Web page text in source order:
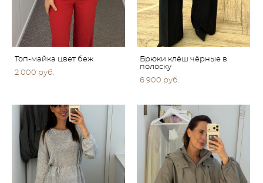
Топ-майка цвет беж
2 000 pуб.
Брюки клёш чёрные в
полоску
6 900 pуб.